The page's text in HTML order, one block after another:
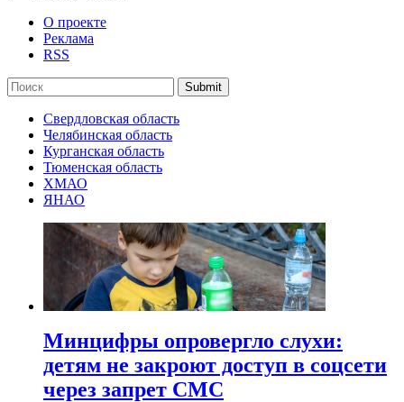
О проекте
Реклама
RSS
Submit
Свердловская область
Челябинская область
Курганская область
Тюменская область
ХМАО
ЯНАО
Минцифры опровергло слухи:
детям не закроют доступ в соцсети
через запрет СМС